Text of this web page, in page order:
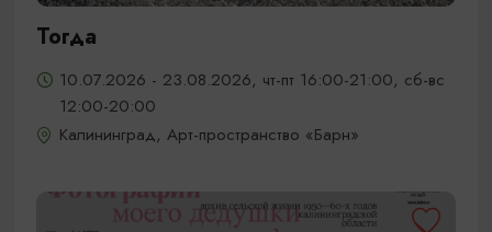
Тогда
10.07.2026 - 23.08.2026, чт-пт 16:00-21:00, сб-вс
12:00-20:00
Калининград, Арт-пространство «Барн»